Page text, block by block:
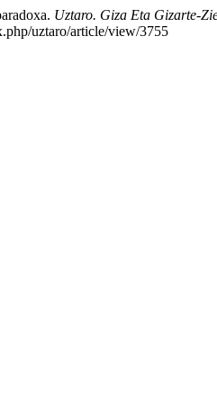
Uztaro. Giza Eta Gizarte-
uztaro/article/view/3755